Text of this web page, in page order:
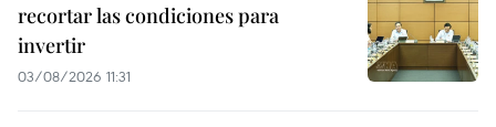
recortar las condiciones para
invertir
03/08/2026 11:31